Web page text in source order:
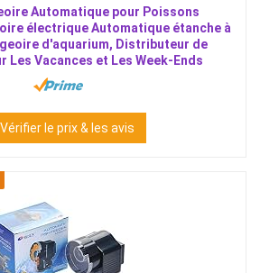
Automatique pour Poissons
électrique Automatique étanche à
d'aquarium, Distributeur de
Les Vacances et Les Week-Ends
Vérifier le prix & les avis